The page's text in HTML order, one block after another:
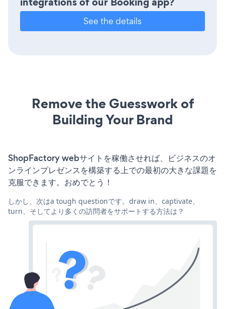
See the details
Remove the Guesswork of
Building Your Brand
ShopFactory webサイトを稼働させれば、ビジネスのオ
ンラインプレゼンスを構築する上での最初の大きな課題を
克服できます。おめでとう！
しかし、次はa tough questionです。draw in、captivate、
turn、そしてより多くの訪問者をサポートする方法は？